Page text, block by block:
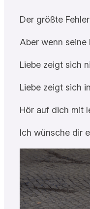
Der größte
Aber wenn
Liebe zeigt sich
Liebe zeigt sich
Hör auf dich mit
Ich wünsche dir